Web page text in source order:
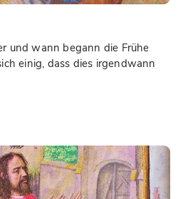
und wann begann die Frühe
einig, dass dies irgendwann